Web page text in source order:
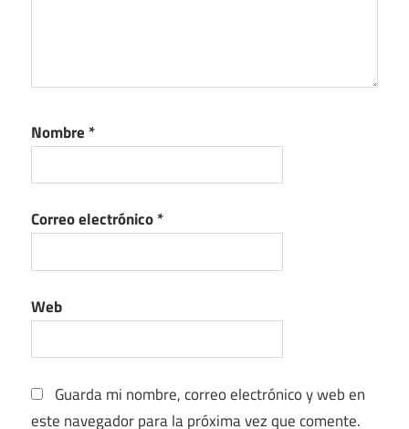
Nombre *
Correo electrónico*
Web
Guarda mi nombre, correo electrónico y web en
este navegador para la próxima vez que comente.